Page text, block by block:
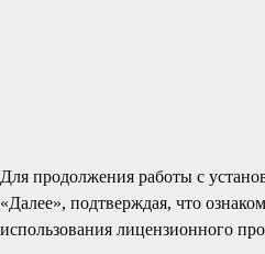
Для продолжения работы с
«Далее», подтверждая, что
использования лицензионного